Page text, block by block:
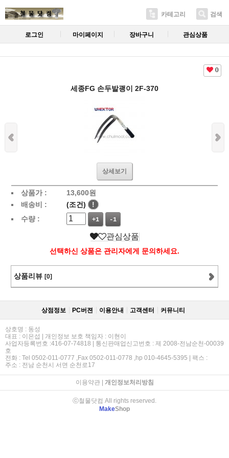
카테고리 검색
로그인 마이페이지 장바구니 관심상품
0
세종FG 손두발괭이 2F-370
상세보기
상품가 : 13,600원
배송비 :
(조건)
!
수량 :
+1 -1
관심상품
선택하신 상품은 관리자에게 문의하세요.
상품리뷰 [0]
상점정보 PC버젼 이용안내 고객센터 커뮤니티
상호명 : 동성
대표 : 이은섭 | 개인정보 보호 책임자 : 이현이
사업자등록번호 :416-07-74818 | 통신판매업신고번호 : 제 2008-전남순천-00039
호
전화 : Tel 0502-011-0777 ,Fax 0502-011-0778 ,hp 010-4645-5395 | 팩스 :
주소 : 전남 순천시 서면 순천로17
이용약관| 개인정보처리방침
ⓒ철물닷컴 All rights reserved.
MakeShop